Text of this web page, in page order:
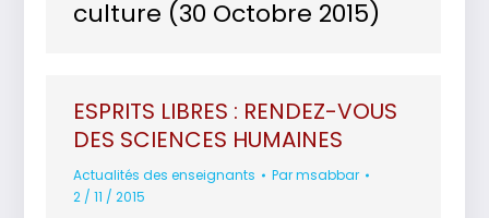
culture (30 Octobre 2015)
ESPRITS LIBRES : RENDEZ-VOUS
DES SCIENCES HUMAINES
Actualités des enseignants Parmsabbar
2 / 11 / 2015